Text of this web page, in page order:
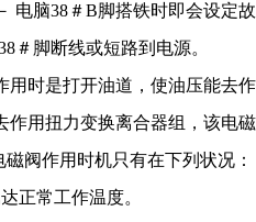
电脑38＃B脚搭铁时即会设定
38＃脚断线或短路到电源。
时是打开油道，使油压能去
油去作用扭力变换离合器组，该电
电磁阀作用时机只有在下列状况：
达正常工作温度。